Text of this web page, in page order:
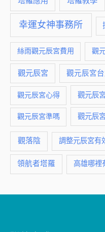
幸運女神事務所
絲雨觀元辰宮費用 觀
觀元辰宮 觀元辰宮
觀元辰宮心得 觀元辰
觀元辰宮準嗎 觀元辰
觀落陰 調整元辰宮有
領航者塔羅 高雄哪裡